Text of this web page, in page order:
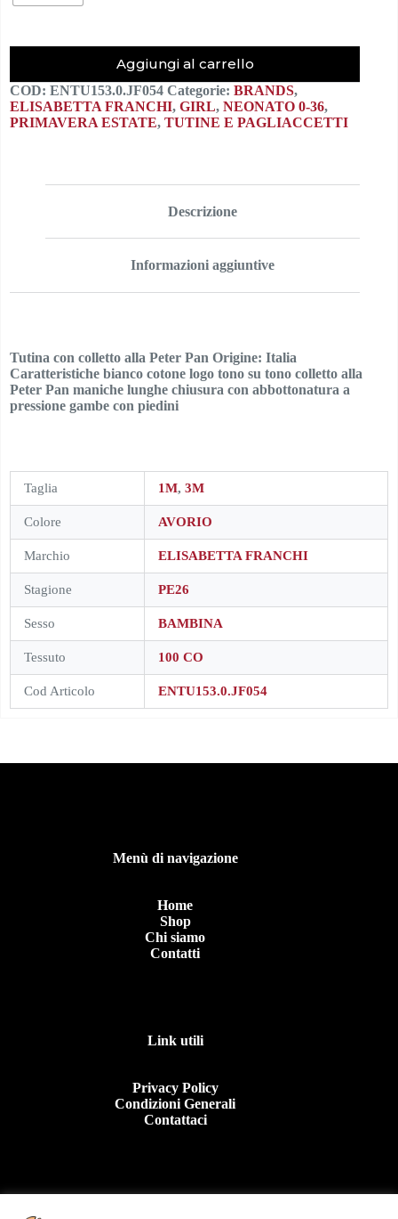
Aggiungi al carrello
COD: ENTU153.0.JF054 Categorie: BRANDS,
ELISABETTA FRANCHI, GIRL, NEONATO 0-36,
PRIMAVERA ESTATE, TUTINE E PAGLIACCETTI
Descrizione
Informazioni aggiuntive
Tutina con colletto alla Peter Pan Origine: Italia
Caratteristiche bianco cotone logo tono su tono colletto alla
Peter Pan maniche lunghe chiusura con abbottonatura a
pressione gambe con piedini
Taglia 1M, 3M
Colore AVORIO
Marchio ELISABETTA FRANCHI
Stagione PE26
Sesso BAMBINA
Tessuto 100 CO
Cod Articolo ENTU153.0.JF054
Menù di navigazione
Home
Shop
Chi siamo
Contatti
Link utili
Privacy Policy
Condizioni Generali
Contattaci